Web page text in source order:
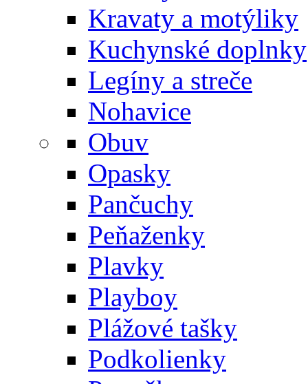
Kravaty a motýliky
Kuchynské doplnky
Legíny a streče
Nohavice
Obuv
Opasky
Pančuchy
Peňaženky
Plavky
Playboy
Plážové tašky
Podkolienky